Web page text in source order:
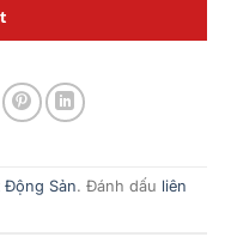
Động Sản. Đánh dấu liên